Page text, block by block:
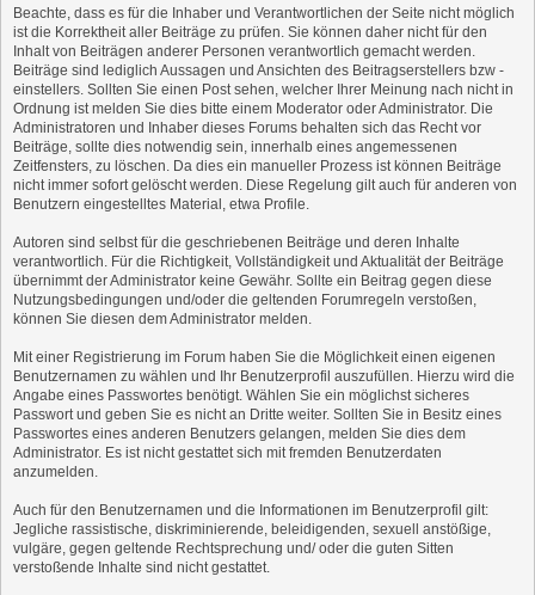
Beachte, dass es für die Inhaber und Verantwortlichen der Seite nicht möglich
ist die Korrektheit aller Beiträge zu prüfen. Sie können daher nicht für den
Inhalt von Beiträgen anderer Personen verantwortlich gemacht werden.
Beiträge sind lediglich Aussagen und Ansichten des Beitragserstellers bzw -
einstellers. Sollten Sie einen Post sehen, welcher Ihrer Meinung nach nicht in
Ordnung ist melden Sie dies bitte einem Moderator oder Administrator. Die
Administratoren und Inhaber dieses Forums behalten sich das Recht vor
Beiträge, sollte dies notwendig sein, innerhalb eines angemessenen
Zeitfensters, zu löschen. Da dies ein manueller Prozess ist können Beiträge
nicht immer sofort gelöscht werden. Diese Regelung gilt auch für anderen von
Benutzern eingestelltes Material, etwa Profile.
Autoren sind selbst für die geschriebenen Beiträge und deren Inhalte
verantwortlich. Für die Richtigkeit, Vollständigkeit und Aktualität der Beiträge
übernimmt der Administrator keine Gewähr. Sollte ein Beitrag gegen diese
Nutzungsbedingungen und/oder die geltenden Forumregeln verstoßen,
können Sie diesen dem Administrator melden.
Mit einer Registrierung im Forum haben Sie die Möglichkeit einen eigenen
Benutzernamen zu wählen und Ihr Benutzerprofil auszufüllen. Hierzu wird die
Angabe eines Passwortes benötigt. Wählen Sie ein möglichst sicheres
Passwort und geben Sie es nicht an Dritte weiter. Sollten Sie in Besitz eines
Passwortes eines anderen Benutzers gelangen, melden Sie dies dem
Administrator. Es ist nicht gestattet sich mit fremden Benutzerdaten
anzumelden.
Auch für den Benutzernamen und die Informationen im Benutzerprofil gilt:
Jegliche rassistische, diskriminierende, beleidigenden, sexuell anstößige,
vulgäre, gegen geltende Rechtsprechung und/ oder die guten Sitten
verstoßende Inhalte sind nicht gestattet.